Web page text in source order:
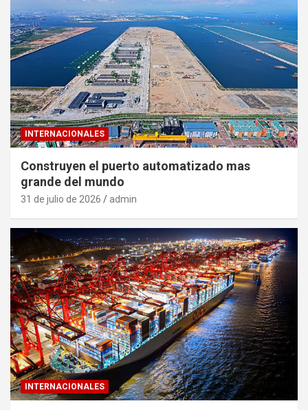
INTERNACIONALES
Construyen el puerto automatizado mas
grande del mundo
31 de julio de 2026 admin
INTERNACIONALES